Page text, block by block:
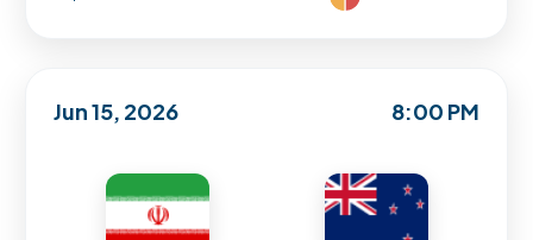
Jun 15, 2026 8:00 PM